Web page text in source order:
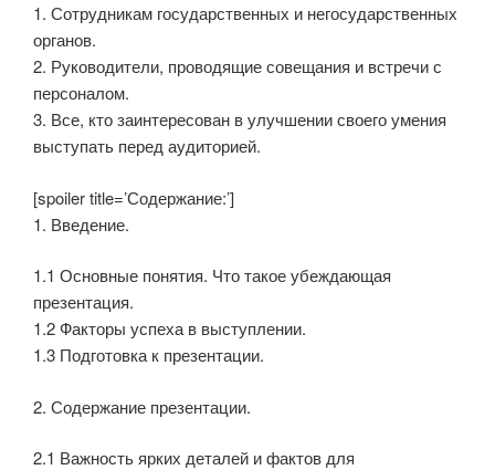
1. Сотрудникам государственных и негосударственных
органов.
2. Руководители, проводящие совещания и встречи с
персоналом.
3. Все, кто заинтересован в улучшении своего умения
выступать перед аудиторией.
[spoiler title=’Содержание:’]
1. Введение.
1.1 Основные понятия. Что такое убеждающая
презентация.
1.2 Факторы успеха в выступлении.
1.3 Подготовка к презентации.
2. Содержание презентации.
2.1 Важность ярких деталей и фактов для